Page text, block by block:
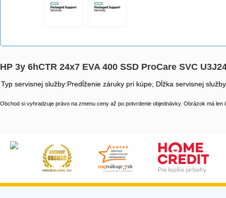
HP 3y 6hCTR 24x7 EVA 400 SSD ProCare SVC
Typ servisnej služby:Predĺženie záruky pri kúpe; Dĺžka servisnej
Obchod si vyhradzuje právo na zmenu ceny až po potvrdenie objednávky. Obrázok má len